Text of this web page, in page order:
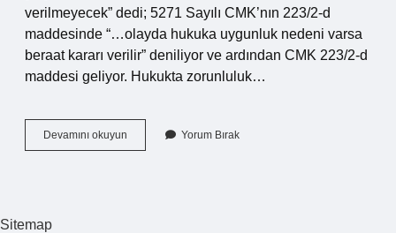
verilmeyecek” dedi; 5271 Sayılı CMK’nın 223/2-d
maddesinde “…olayda hukuka uygunluk nedeni varsa
beraat kararı verilir” deniliyor ve ardından CMK 223/2-d
maddesi geliyor. Hukukta zorunluluk…
Devamını okuyun
Zorunluluk
Yorum Bırak
Sitemap